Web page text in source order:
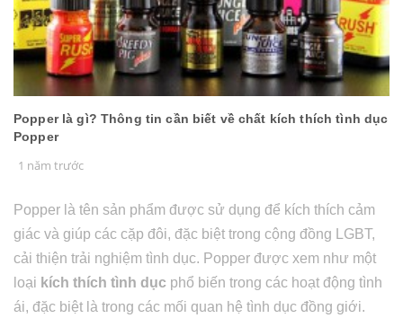
Popper là gì? Thông tin cần biết về chất kích thích tình dục
Popper
1 năm trước
Popper là tên sản phẩm được sử dụng để kích thích cảm
giác và giúp các cặp đôi, đặc biệt trong cộng đồng LGBT,
cải thiện trải nghiệm tình dục. Popper được xem như một
loại kích thích tình dục phổ biến trong các hoạt động tình
ái, đặc biệt là trong các mối quan hệ tình dục đồng giới.